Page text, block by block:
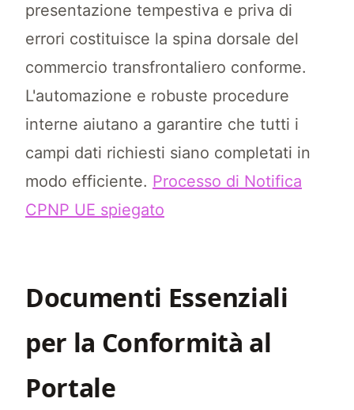
presentazione tempestiva e priva di
errori costituisce la spina dorsale del
commercio transfrontaliero conforme.
L'automazione e robuste procedure
interne aiutano a garantire che tutti i
campi dati richiesti siano completati in
modo efficiente. Processo di Notifica
CPNP UE spiegato
Documenti Essenziali
per la Conformità al
Portale